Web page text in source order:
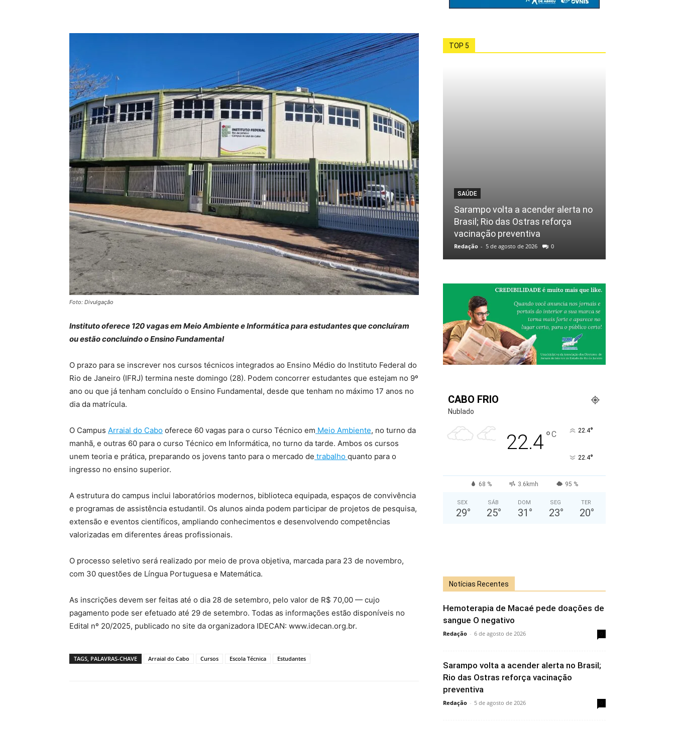
Foto: Divulgação
Instituto oferece 120 vagas em Meio Ambiente e Informática para estudantes que concluíram
ou estão concluindo o Ensino Fundamental
O prazo para se inscrever nos cursos técnicos integrados ao Ensino Médio do Instituto Federal do
Rio de Janeiro (IFRJ) termina neste domingo (28). Podem concorrer estudantes que estejam no 9º
ano ou que já tenham concluído o Ensino Fundamental, desde que tenham no máximo 17 anos no
dia da matrícula.
O Campus Arraial do Cabo oferece 60 vagas para o curso Técnico em Meio Ambiente, no turno da
manhã, e outras 60 para o curso Técnico em Informática, no turno da tarde. Ambos os cursos
unem teoria e prática, preparando os jovens tanto para o mercado de trabalho quanto para o
ingresso no ensino superior.
A estrutura do campus inclui laboratórios modernos, biblioteca equipada, espaços de convivência
e programas de assistência estudantil. Os alunos ainda podem participar de projetos de pesquisa,
extensão e eventos científicos, ampliando conhecimentos e desenvolvendo competências
valorizadas em diferentes áreas profissionais.
O processo seletivo será realizado por meio de prova objetiva, marcada para 23 de novembro,
com 30 questões de Língua Portuguesa e Matemática.
As inscrições devem ser feitas até o dia 28 de setembro, pelo valor de R$ 70,00 — cujo
pagamento pode ser efetuado até 29 de setembro. Todas as informações estão disponíveis no
Edital nº 20/2025, publicado no site da organizadora IDECAN: www.idecan.org.br.
TAGS, PALAVRAS-CHAVE Arraial do Cabo Cursos Escola Técnica Estudantes
TOP 5
SAÚDE
Sarampo volta a acender alerta no
Brasil; Rio das Ostras reforça
vacinação preventiva
Redação - 5 de agosto de 2026 0
CABO FRIO
Nublado
22.4°C 22.4°
22.4°
68 % 3.6kmh 95 %
SEX
29°
SÁB
25°
DOM
31 °
SEG
23°
TER
20°
Notícias Recentes
Hemoterapia de Macaé pede doações de
sangue O negativo
Redação - 6 de agosto de 2026
Sarampo volta a acender alerta no Brasil;
Rio das Ostras reforça vacinação
preventiva
Redação - 5 de agosto de 2026